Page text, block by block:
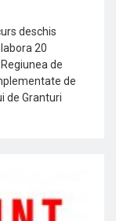
deschis
20
de
de
de Granturi